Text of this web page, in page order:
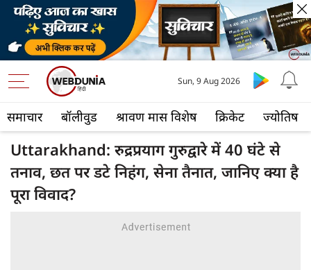
समाचार बॉलीवुड श्रावण मास विशेष क्रिकेट ज्योतिष
Sun, 9 Aug 2026
Uttarakhand: रुद्रप्रयाग गुरुद्वारे में 40 घंटे से
तनाव, छत पर डटे निहंग, सेना तैनात, जानिए क्या है
पूरा विवाद?